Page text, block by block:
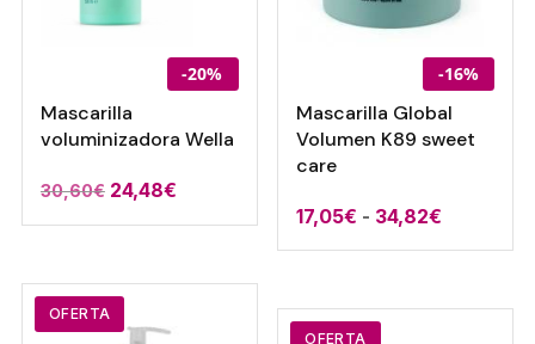
-20%
Mascarilla
voluminizadora Wella
30,60€ El
precio
era:
30,60€.
24,48€El
precio
es:
-16%
Mascarilla Global
Volumen K89 sweet
care
17,05€ - 34,82€
de
desde
OFERTA
OFERTA